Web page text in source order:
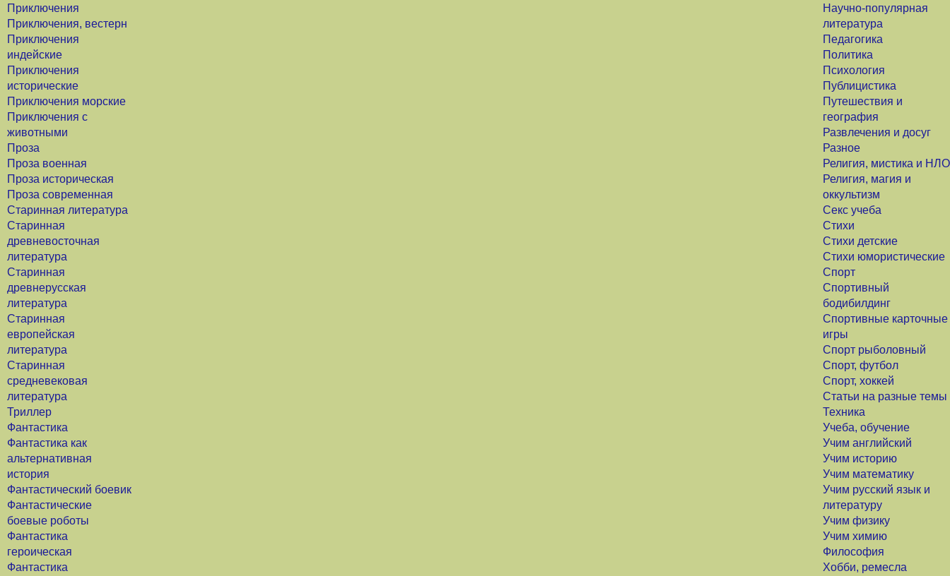
Приключения
Приключения, вестерн
Приключения
индейские
Приключения
исторические
Приключения морские
Приключения с
животными
Проза
Проза военная
Проза историческая
Проза современная
Старинная литература
Старинная
древневосточная
литература
Старинная
древнерусская
литература
Старинная
европейская
литература
Старинная
средневековая
литература
Триллер
Фантастика
Фантастика как
альтернативная
история
Фантастический боевик
Фантастические
боевые роботы
Фантастика
героическая
Фантастика
Научно-популярная
литература
Педагогика
Политика
Психология
Публицистика
Путешествия и
география
Развлечения и досуг
Разное
Религия, мистика и НЛО
Религия, магия и
оккультизм
Секс учеба
Стихи
Стихи детские
Стихи юмористические
Спорт
Спортивный
бодибилдинг
Спортивные карточные
игры
Спорт рыболовный
Спорт, футбол
Спорт, хоккей
Статьи на разные темы
Техника
Учеба, обучение
Учим английский
Учим историю
Учим математику
Учим русский язык и
литературу
Учим физику
Учим химию
Философия
Хобби, ремесла